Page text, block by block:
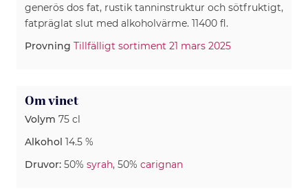
generös dos fat, rustik tanninstruktur och sötfruktigt,
fatpräglat slut med alkoholvärme. 11400 fl.
Provning Tillfälligt sortiment 21 mars 2025
Om vinet
Volym 75 cl
Alkohol 14.5 %
Druvor: 50% syrah, 50% carignan